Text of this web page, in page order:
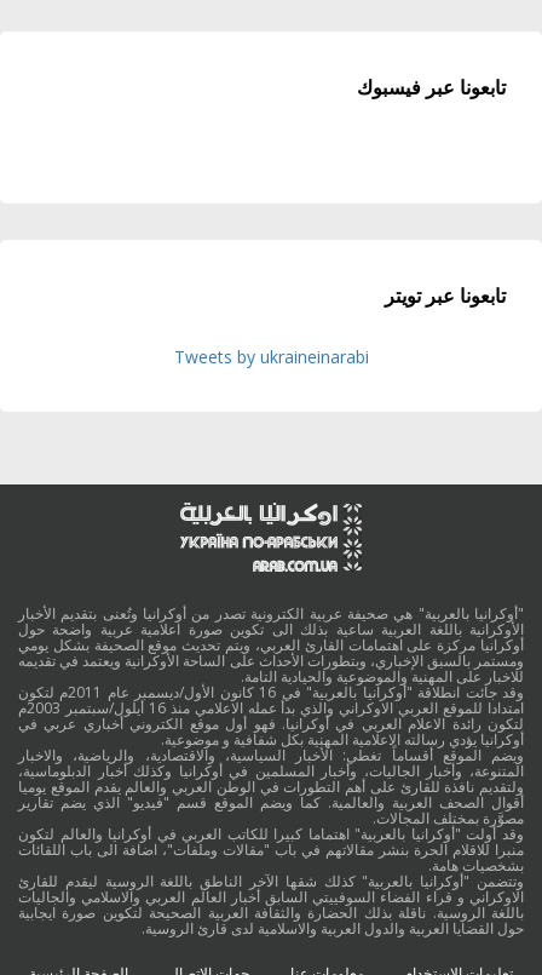
تابعونا عبر فيسبوك
تابعونا عبر تويتر
Tweets by ukraineinarabi
"أوكرانيا بالعربية" هي صحيفة عربية الكترونية تصدر من أوكرانيا وتُعنى بتقديم الأخبار
الأوكرانية باللغة العربية ساعية بذلك الى تكوين صورة اعلامية عربية واضحة حول
أوكرانيا مركزة على اهتمامات القارئ العربي، ويتم تحديث موقع الصحيفة بشكل يومي
ومستمر بالسبق الإخباري، وبتطورات الأحداث على الساحة الأوكرانية ويعتمد في تقديمه
للاخبار على المهنية والموضوعية والحيادية التامة.
وقد جائت انطلاقة "أوكرانيا بالعربية" في 16 كانون الأول/ديسمبر عام 2011م لتكون
امتدادا للموقع العربي الاوكراني والذي بدأ عمله الاعلامي منذ 16 أيلول/سبتمبر 2003م
لتكون رائدة الاعلام العربي في أوكرانيا. فهو أول موقع الكتروني أخباري عربي في
أوكرانيا يؤدي رسالته الاعلامية المهنية بكل شفافية و موضوعية.
ويضم الموقع أقساماً تغطي: الأخبار السياسية، والاقتصادية، والرياضية، والاخبار
المتنوعة، وأخبار الجاليات، وأخبار المسلمين في أوكرانيا وكذلك أخبار الدبلوماسية،
ولتقديم نافذة للقارئ على أهم التطورات في الوطن العربي والعالم يقدم الموقع يوميا
أقوال الصحف العربية والعالمية. كما ويضم الموقع قسم "فيديو" الذي يضم تقارير
مصوَّرة بمختلف المجالات.
وقد أولت "أوكرانيا بالعربية" اهتماما كبيرا للكاتب العربي في أوكرانيا والعالم لتكون
منبرا للاقلام الحرة بنشر مقالاتهم في باب "مقالات وملفات"، اضافة الى باب اللقائات
بشخصيات هامة.
وتتضمن "أوكرانيا بالعربية" كذلك شقها الآخر الناطق باللغة الروسية ليقدم للقارئ
الاوكراني و قراء الفضاء السوفييتي السابق أخبار العالم العربي والاسلامي والجاليات
باللغة الروسية. ناقلة بذلك الحضارة والثقافة العربية الصحيحة لتكوين صورة ايجابية
حول القضايا العربية والدول العربية والاسلامية لدى قارئ الروسية.